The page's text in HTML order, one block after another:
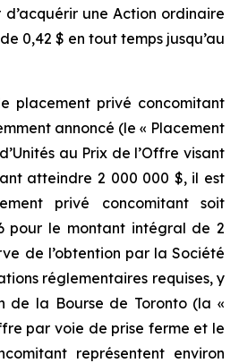
une Action ordinaire
0,42 $ en tout temps jusqu’au
placement privé concomitant
annoncé (le « Placement
au Prix de l’Offre visant
atteindre 2 000 000 $, il est
privé concomitant soit
pour le montant intégral de 2
de l’obtention par la Société
réglementaires requises, y
de la Bourse de Toronto (la «
par voie de prise ferme et le
représentent environ